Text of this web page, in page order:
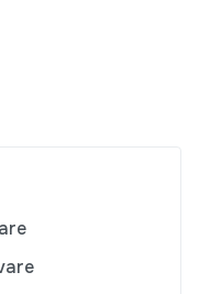
DE VECINĂTATE ÎN